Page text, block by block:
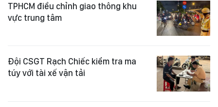
TPHCM điều chỉnh giao thông khu
vực trung tâm
Đội CSGT Rạch Chiếc kiểm tra ma
túy với tài xế vận tải